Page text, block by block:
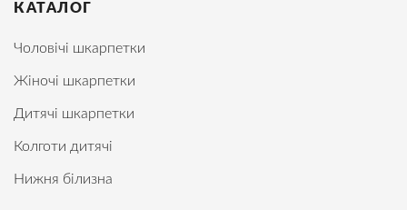
КАТАЛОГ
Чоловічі шкарпетки
Жіночі шкарпетки
Дитячі шкарпетки
Колготи дитячі
Нижня білизна